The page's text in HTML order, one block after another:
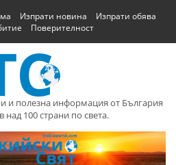
Изпрати новина
Изпрати обява
Поверителност
и полезна информация от България
над 100 страни по света.